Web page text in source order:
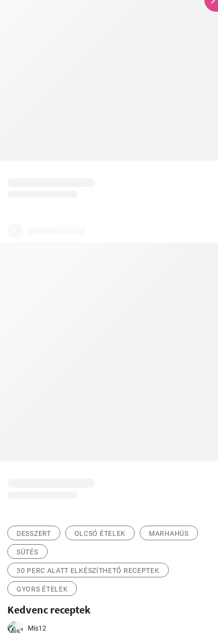
DESSZERT OLCSÓ ÉTELEK MARHAHÚS
SÜTÉS
30 PERC ALATT ELKÉSZÍTHETŐ RECEPTEK
GYORS ÉTELEK
Kedvenc receptek
Mis12